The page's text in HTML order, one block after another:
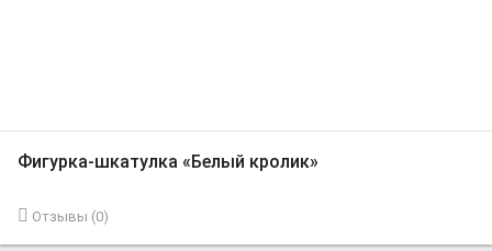
Фигурка-шкатулка «Белый кролик»
Отзывы (0)